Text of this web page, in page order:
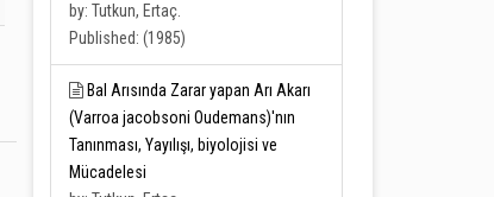
by: Tutkun, Ertaç.
Published: (1985)
Bal Arısında Zarar yapan Arı Akarı
(Varroa jacobsoni Oudemans)'nın
Tanınması, Yayılışı, biyolojisi ve
Mücadelesi